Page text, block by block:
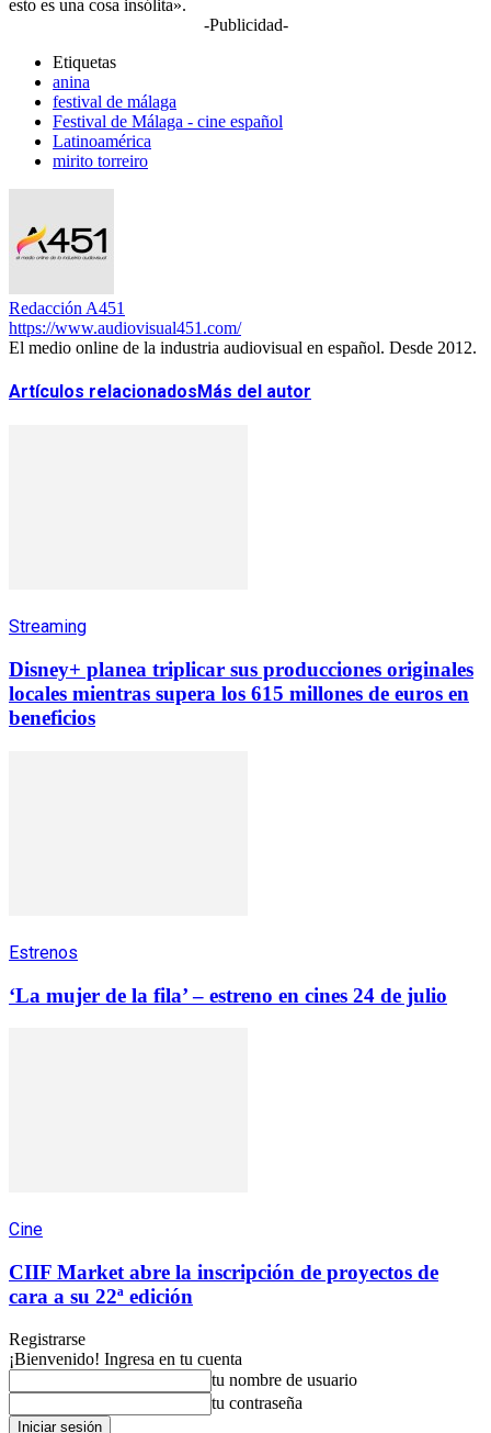
esto es una cosa insólita».
-Publicidad-
Etiquetas
anina
festival de málaga
Festival de Málaga - cine español
Latinoamérica
mirito torreiro
Redacción A451
https://www.audiovisual451.com/
El medio online de la industria audiovisual en español. Desde 2012.
Artículos relacionadosMás del autor
Streaming
Disney+ planea triplicar sus producciones originales
locales mientras supera los 615 millones de euros en
beneficios
Estrenos
‘La mujer de la fila’ – estreno en cines 24 de julio
Cine
CIIF Market abre la inscripción de proyectos de
cara a su 22ª edición
Registrarse
¡Bienvenido! Ingresa en tu cuenta
tu nombre de usuario
tu contraseña